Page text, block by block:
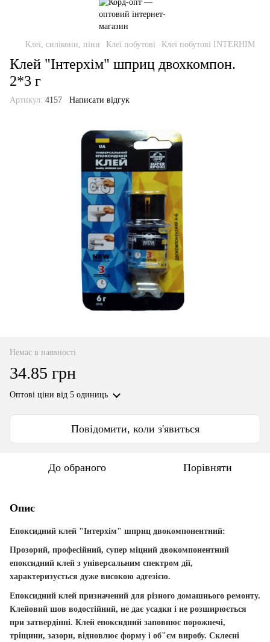
Клеї, силікони, піни Клеї побутові Клеї побутові INTERHIM
Клей "Інтерхім" шприц двохкомпон.
2*3 г
Артикул: 4157 Написати відгук
Немає в наявності
34.85 грн
Оптові ціни від 5 одиниць
Повідомити, коли з'явиться
До обраного Порівняти
Опис
Епоксидний клей "Інтерхім" шприц двокомпонентний:
Прозорий, професійний, супер міцний двокомпонентний
епоксидний клей з універсальним спектром дії,
характеризується дуже високою адгезією.
Епоксидний клей призначений для різного домашнього ремонту.
Клейовий шов водостійний, не дає усадки і не розширюється
при затвердінні. Клей епоксидний заповнює порожнечі,
тріщини, зазори, відновлює форму і об"єм виробу. Склеєні